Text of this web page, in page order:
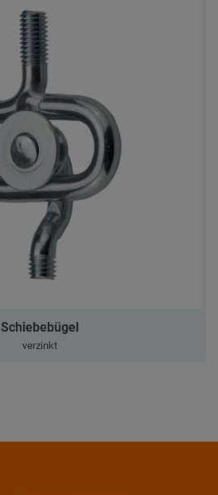
Schiebebügel
verzinkt